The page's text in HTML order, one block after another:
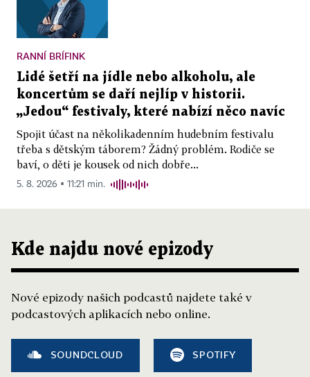
RANNÍ BRÍFINK
Lidé šetří na jídle nebo alkoholu, ale
koncertům se daří nejlíp v historii.
„Jedou“ festivaly, které nabízí něco navíc
Spojit účast na několikadenním hudebním festivalu
třeba s dětským táborem? Žádný problém. Rodiče se
baví, o děti je kousek od nich dobře...
5. 8. 2026 ▪ 11:21 min.
Kde najdu nové epizody
Nové epizody našich podcastů najdete také v
podcastových aplikacích nebo online.
SOUNDCLOUD SPOTIFY